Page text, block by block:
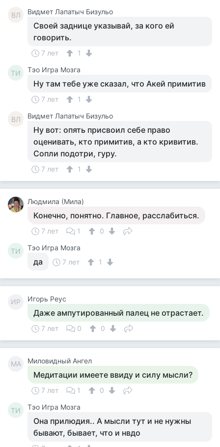
ВЛ Видмет Лапатыч Бизульо
Своей заднице указывай, за кого ей
говорить.
7 лет 1
ТИ Тэо Игра Мозга
Ну там тебе уже сказал, что Акей примитив
7 лет 1
ВЛ Видмет Лапатыч Бизульо
Ну вот: опять присвоил себе право
оценивать, кто примитив, а кто кривитив.
Сопли подотри, гуру.
7 лет 1
Людмила (Мила)
Конечно, понятно. Главное, расслабиться.
7 лет 1 0
ТИ Тэо Игра Мозга
да 7 лет 1
ИР Игорь Реус
Даже ампутированный палец не отрастает.
7 лет 0 0
МА Миловидный Ангел
Медитации имеете ввиду и силу мысли?
7 лет 1 0
ТИ Тэо Игра Мозга
Она прилюдия.. А мысли тут и не нужны
бывают, бывает, что и нвдо